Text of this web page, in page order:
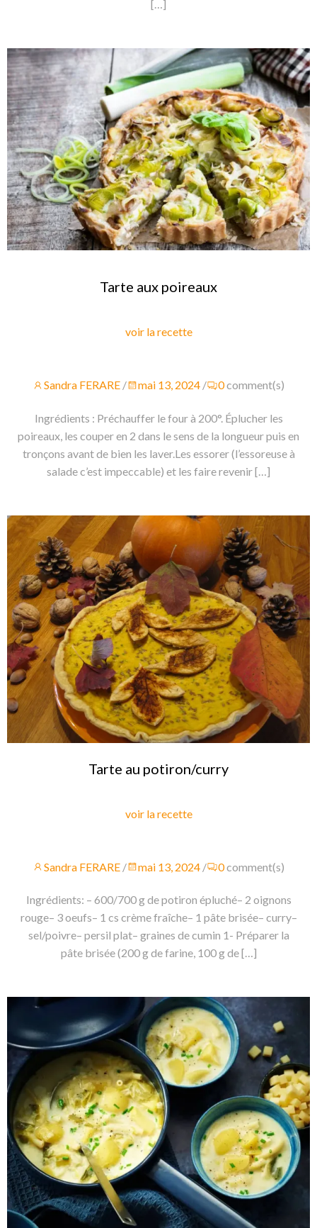
[…]
Tarte aux poireaux
voir la recette
Sandra FERARE / mai 13, 2024 / 0comment(s)
Ingrédients : Préchauffer le four à 200°. Éplucher les
poireaux, les couper en 2 dans le sens de la longueur puis en
tronçons avant de bien les laver.Les essorer (l’essoreuse à
salade c’est impeccable) et les faire revenir […]
Tarte au potiron/curry
voir la recette
Sandra FERARE / mai 13, 2024 / 0comment(s)
Ingrédients: – 600/700 g de potiron épluché– 2 oignons
rouge– 3 oeufs– 1 cs crème fraîche– 1 pâte brisée– curry–
sel/poivre– persil plat– graines de cumin 1- Préparer la
pâte brisée (200 g de farine, 100 g de […]